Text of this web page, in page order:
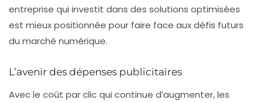
entreprise qui investit dans des solutions optimisées
est mieux positionnée pour faire face aux défis futurs
du marché numérique.
L’avenir des dépenses publicitaires
Avec le coût par clic qui continue d’augmenter, les